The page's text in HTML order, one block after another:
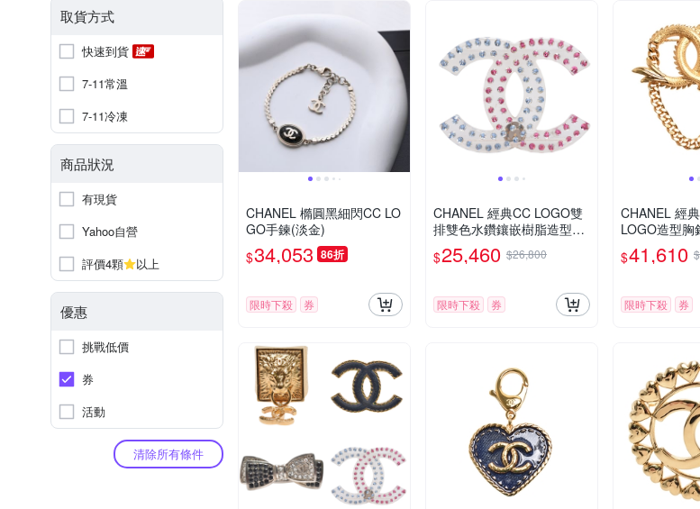
取貨方式
快速到貨
7-11常溫
7-11冷凍
商品狀況
有現貨
Yahoo自營
評價4顆
以上
優惠
挑戰低價
券
活動
清除所有條件
CHANEL 橢圓黑細閃CC LO
GO手鍊(淡金)
$34,053 86折
限時下殺 券
CHANEL 經典CC LOGO雙
排雙色水鑽鑲嵌樹脂造型胸
針(藍X紅)
$25,460 $26,800
限時下殺 券
CHANEL 經
LOGO造型胸
$41,610
限時下殺 券